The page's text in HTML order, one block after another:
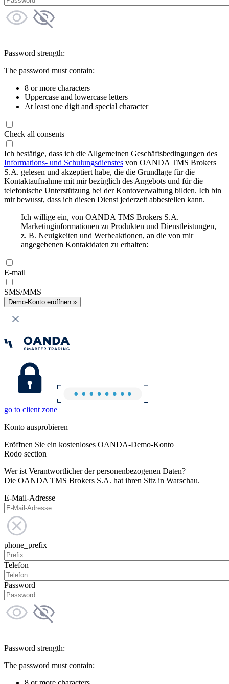
Password strength:
The password must contain:
8 or more characters
Uppercase and lowercase letters
At least one digit and special character
Check all consents
Ich bestätige, dass ich die Allgemeinen Geschäftsbedingungen des
Informations- und Schulungsdienstes von OANDA TMS Brokers
S.A. gelesen und akzeptiert habe, die die Grundlage für die
Kontaktaufnahme mit mir bezüglich des Angebots und für die
telefonische Unterstützung bei der Kontoverwaltung bilden. Ich bin
mir bewusst, dass ich diesen Dienst jederzeit abbestellen kann.
Ich willige ein, von OANDA TMS Brokers S.A.
Marketinginformationen zu Produkten und Dienstleistungen,
z. B. Neuigkeiten und Werbeaktionen, an die von mir
angegebenen Kontaktdaten zu erhalten:
E-mail
SMS/MMS
Demo-Konto eröffnen »
go to client zone
Konto ausprobieren
Eröffnen Sie ein kostenloses OANDA-Demo-Konto
Rodo section
Wer ist Verantwortlicher der personenbezogenen Daten?
Die OANDA TMS Brokers S.A. hat ihren Sitz in Warschau.
E-Mail-Adresse
phone_prefix
Telefon
Password
Password strength:
The password must contain: